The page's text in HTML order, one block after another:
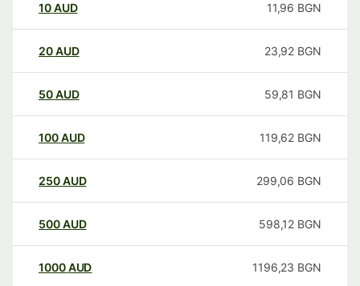
10AUD 11,96 BGN
20AUD 23,92 BGN
50AUD 59,81 BGN
100AUD 119,62 BGN
250AUD 299,06 BGN
500AUD 598,12 BGN
1000AUD 1196,23 BGN